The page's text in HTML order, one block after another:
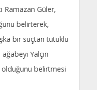
Ramazan Güler,
belirterek,
bir suçtan tutuklu
Yalçın
olduğunu belirtmesi